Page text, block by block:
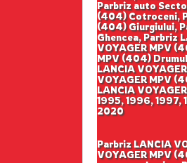
Parbriz auto
(404) Cotroceni,
(404) Giurgiului,
Ghencea, Parbriz
VOYAGER MPV
MPV (404)
LANCIA
VOYAGER MPV
LANCIA
1995, 1996,
2020
Parbriz LANCIA
VOYAGER MPV